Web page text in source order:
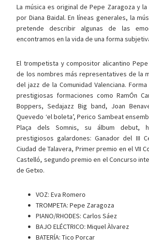
La música es original de Pepe Zaragoza y
por Diana Baidal. En líneas generales, la
pretende describir algunas de las
encontramos en la vida de una forma
El trompetista y compositor alicantino
de los nombres más representatives de la
del jazz de la Comunidad Valenciana.
prestigiosas formaciones como RamÓn
Boppers, Sedajazz Big band, Joan
Quevedo ‘el boleta’, Perico Sambeat
Plaça dels Somnis, su álbum debut,
prestigiosos galardones: Ganador del III
Ciudad de Talavera, Primer premio en el VII
Castelló, segundo premio en el Concurso
de Getxo.
VOZ: Eva Romero
TROMPETA: Pepe Zaragoza
PIANO/RHODES: Carlos Sáez
BAJO ELÉCTRICO: Miquel Àlvarez
BATERÍA: Tico Porcar